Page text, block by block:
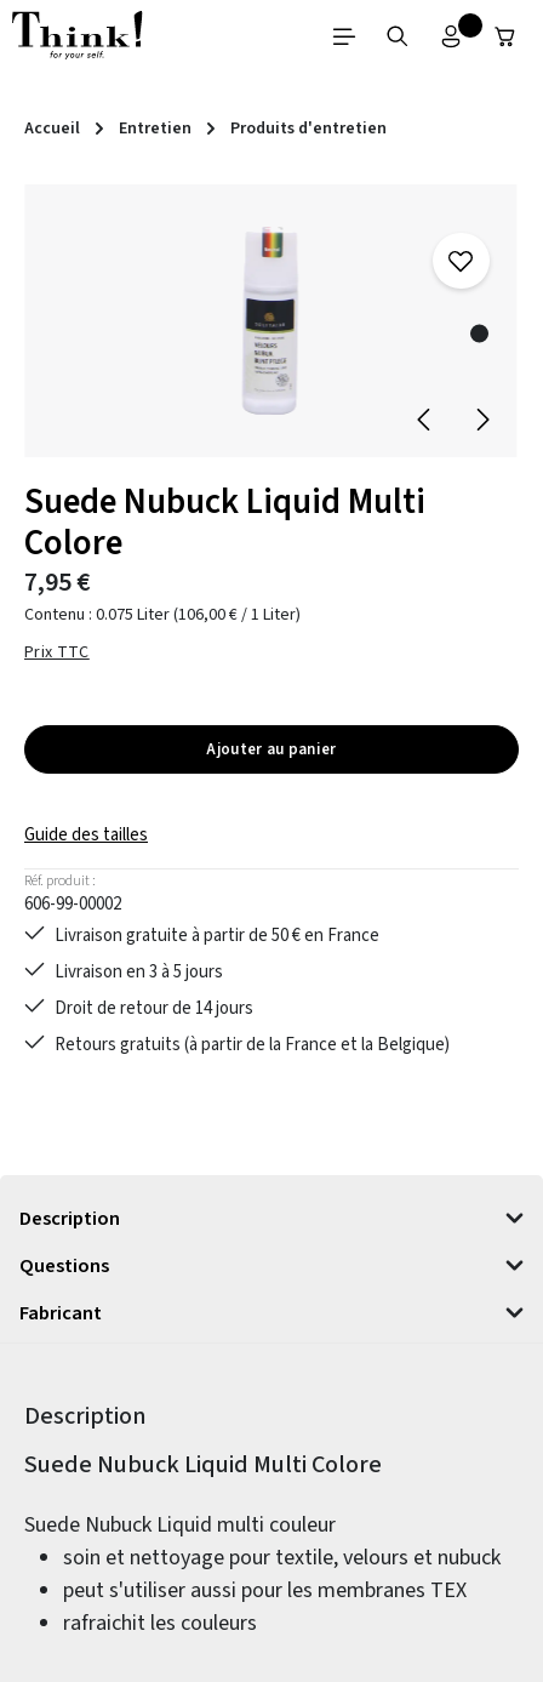
Passer au contenu principal
Accueil Entretien Produits d'entretien
Suede Nubuck Liquid Multi
Colore
7,95 €
Contenu : 0.075 Liter(106,00 € / 1 Liter)
Prix TTC
Ajouter au panier
Guide des tailles
Réf. produit :
606-99-00002
Livraison gratuite à partir de 50 € en France
Livraison en 3 à 5 jours
Droit de retour de 14 jours
Retours gratuits (à partir de la France et la Belgique)
Description
Questions
Fabricant
Description
Informations sur le produit
Suede Nubuck Liquid Multi Colore
Suede Nubuck Liquid multi couleur
soin et nettoyage pour textile, velours et nubuck
peut s'utiliser aussi pour les membranes TEX
rafraichit les couleurs